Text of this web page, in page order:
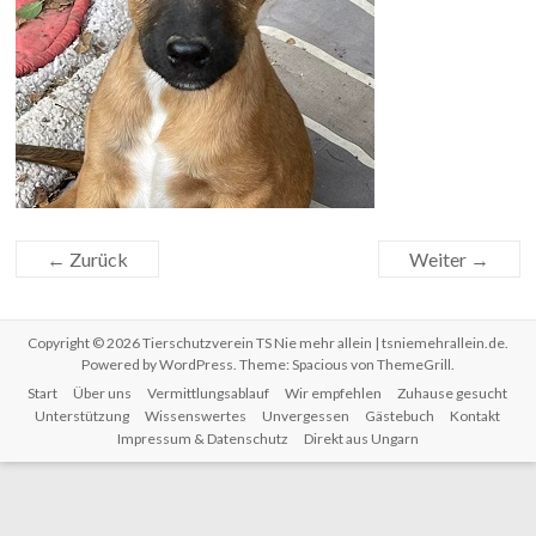
← Zurück Weiter →
Copyright © 2026Tierschutzverein TS Nie mehr allein | tsniemehrallein.de.
Powered byWordPress. Theme: Spacious von ThemeGrill.
Start
Über uns Vermittlungsablauf Wir empfehlen
Zuhause gesucht
Unterstützung
Wissenswertes Unvergessen Gästebuch
Kontakt
Impressum & Datenschutz
Direkt aus Ungarn